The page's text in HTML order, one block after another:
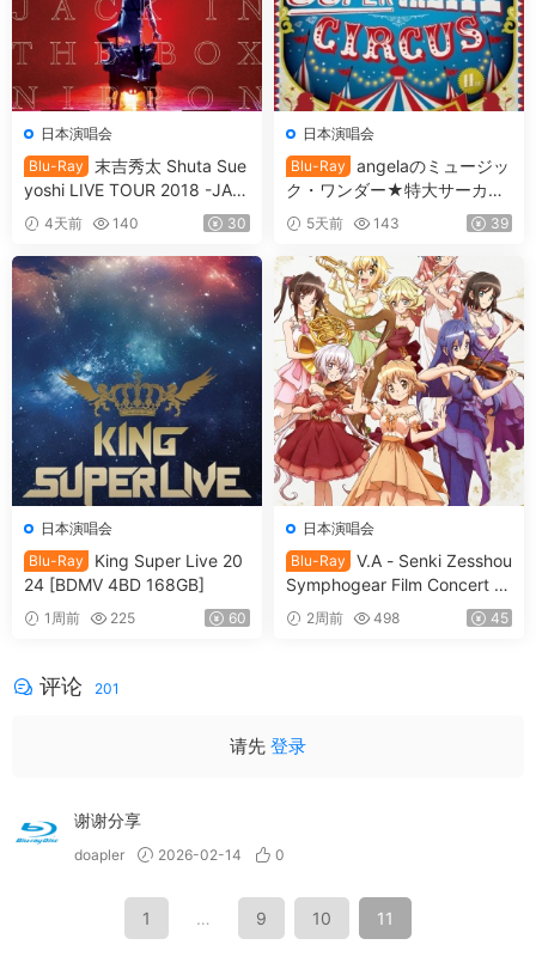
日本演唱会
Blu-Ray
末吉秀太 Shuta Sue
yoshi LIVE TOUR 2018 -JAC
K IN THE BOX -NIPPON BU
DOKAN [BDMV 36.7GB]
4天前 140 30
日本演唱会
Blu-Ray
angelaのミュージッ
ク・ワンダー★特大サーカス
in 日本武道館 ～僕等は目指し
たShangri-La～ 2017 [BDMV
2BD 78.1GB]
5天前 143 39
日本演唱会
Blu-Ray
King Super Live 20
24 [BDMV 4BD 168GB]
1周前 225 60
日本演唱会
Blu-Ray
V.A - Senki Zesshou
Symphogear Film Concert 2
025 SymphoNare 戦姫絶唱
シンフォギア フィルムコンサ
2周前 498 45
评论 201
请先 登录
谢谢分享
doapler 2026-02-14 0
1 … 9 10 11